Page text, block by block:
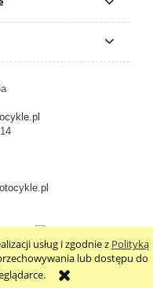
usług i zgodnie z Polityką
lub dostępu do
strony